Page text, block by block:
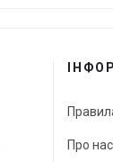
Про нас